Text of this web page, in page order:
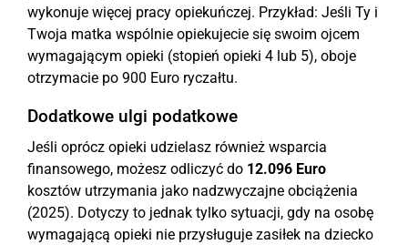
wykonuje więcej pracy opiekuńczej. Przykład: Jeśli Ty i
Twoja matka wspólnie opiekujecie się swoim ojcem
wymagającym opieki (stopień opieki 4 lub 5), oboje
otrzymacie po 900 Euro ryczałtu.
Dodatkowe ulgi podatkowe
Jeśli oprócz opieki udzielasz również wsparcia
finansowego, możesz odliczyć do 12.096 Euro
kosztów utrzymania jako nadzwyczajne obciążenia
(2025). Dotyczy to jednak tylko sytuacji, gdy na osobę
wymagającą opieki nie przysługuje zasiłek na dziecko